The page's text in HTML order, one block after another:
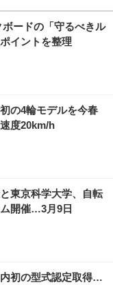
ードの「守るべきル
イントを整理
の4輪モデルを今春
度20km/h
東京科学大学、自転
開催…3月9日
初の型式認定取得…